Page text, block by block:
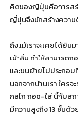
คิดของญี่ปุ่นคือการสร้
ญี่ปุ่นจึงมักสร้างความ
ถึงแม้เราจะเคยได้ยิน
เข้าลิ่ม ทำให้สามารถ
และขนย้ายไปประกอบ
นอกจากบ้านเรา ใคร
กลไก ถอด-ใส่ นี้กับส
มีความสูงถึง 13 ชั้นด้ว